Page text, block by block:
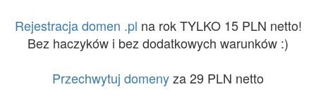
Rejestracja domen .pl na rok TYLKO 15 PLN netto!
Bez haczyków i bez dodatkowych warunków :)
Przechwytuj domenyza 29 PLN netto